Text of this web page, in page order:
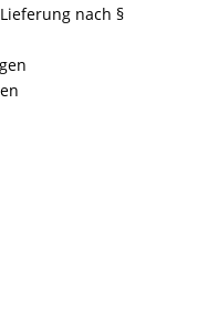
nach §